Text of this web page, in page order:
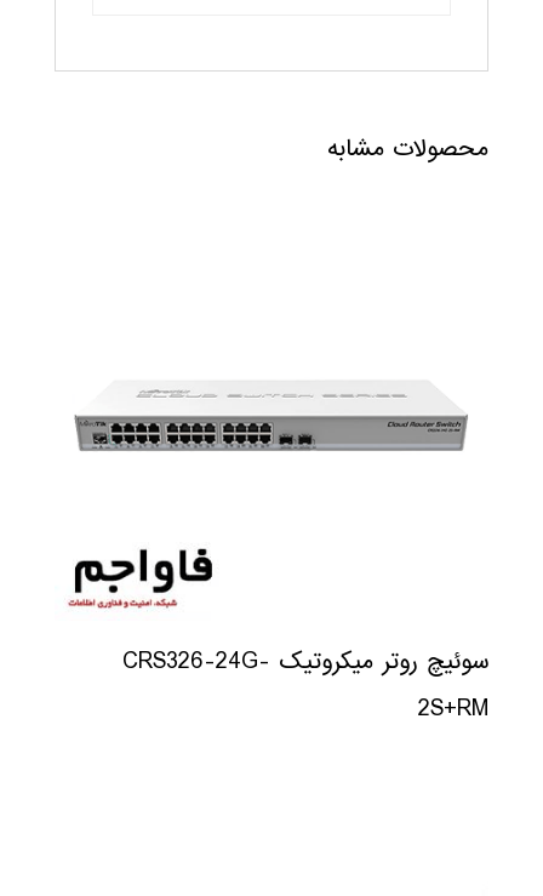
محصولات مشابه
سوئیچ روتر میکروتیک CRS326-24G-
2S+RM